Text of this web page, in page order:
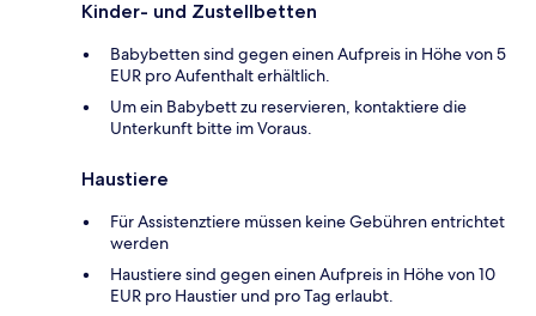
Kinder- und Zustellbetten
Babybetten sind gegen einen Aufpreis in Höhe von 5
EUR pro Aufenthalt erhältlich.
Um ein Babybett zu reservieren, kontaktiere die
Unterkunft bitte im Voraus.
Haustiere
Für Assistenztiere müssen keine Gebühren entrichtet
werden
Haustiere sind gegen einen Aufpreis in Höhe von 10
EUR pro Haustier und pro Tag erlaubt.